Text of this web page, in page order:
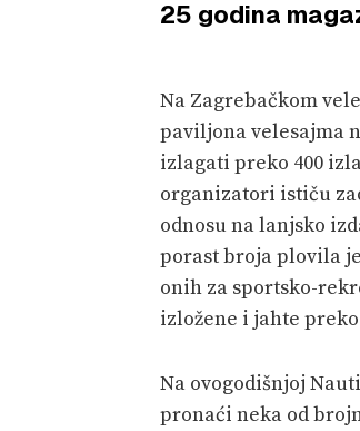
25 godina
Na Zagrebačkom
paviljona velesajma
izlagati preko 400
organizatori ističu
odnosu na lanjsko
porast broja plovila
onih za sportsko-
izložene i jahte
Na ovogodišnjoj
pronaći neka od